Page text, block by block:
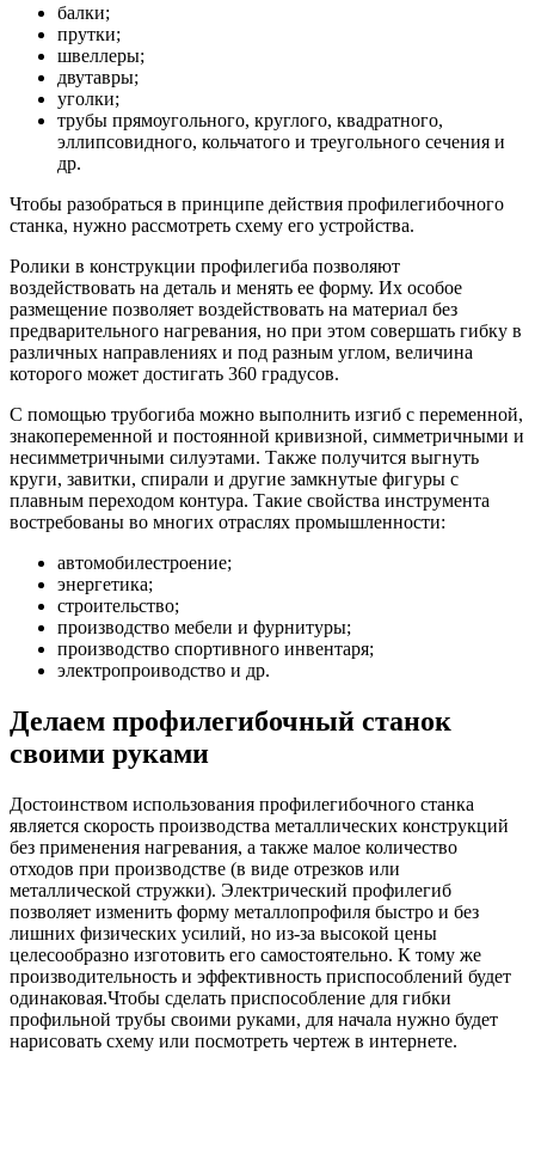
балки;
прутки;
швеллеры;
двутавры;
уголки;
трубы прямоугольного, круглого, квадратного,
эллипсовидного, кольчатого и треугольного сечения и
др.
Чтобы разобраться в принципе действия профилегибочного
станка, нужно рассмотреть схему его устройства.
Ролики в конструкции профилегиба позволяют
воздействовать на деталь и менять ее форму. Их особое
размещение позволяет воздействовать на материал без
предварительного нагревания, но при этом совершать гибку в
различных направлениях и под разным углом, величина
которого может достигать 360 градусов.
С помощью трубогиба можно выполнить изгиб с переменной,
знакопеременной и постоянной кривизной, симметричными и
несимметричными силуэтами. Также получится выгнуть
круги, завитки, спирали и другие замкнутые фигуры с
плавным переходом контура. Такие свойства инструмента
востребованы во многих отраслях промышленности:
автомобилестроение;
энергетика;
строительство;
производство мебели и фурнитуры;
производство спортивного инвентаря;
электропроиводство и др.
Делаем профилегибочный станок
своими руками
Достоинством использования профилегибочного станка
является скорость производства металлических конструкций
без применения нагревания, а также малое количество
отходов при производстве (в виде отрезков или
металлической стружки). Электрический профилегиб
позволяет изменить форму металлопрофиля быстро и без
лишних физических усилий, но из-за высокой цены
целесообразно изготовить его самостоятельно. К тому же
производительность и эффективность приспособлений будет
одинаковая.Чтобы сделать приспособление для гибки
профильной трубы своими руками, для начала нужно будет
нарисовать схему или посмотреть чертеж в интернете.